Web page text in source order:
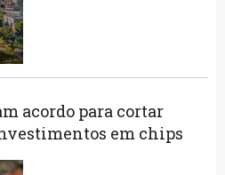
acordo para cortar
em chips